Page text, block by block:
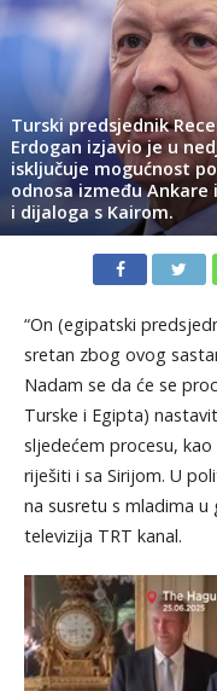
Turski predsjednik
Erdogan izjavio je u
isključuje mogućnost
odnosa između Ankare
i dijaloga s Kairom.
“On (egipatski
sretan zbog ovog
Nadam se da će se
Turske i Egipta)
sljedećem procesu,
riješiti i sa Sirijom. U
na susretu s mladima u
televizija TRT kanal.